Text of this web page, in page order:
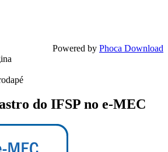
Powered by Phoca Download
do IFSP no e-MEC